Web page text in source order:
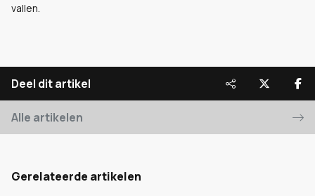
vallen.
Deel dit artikel
Alle artikelen
Gerelateerde artikelen